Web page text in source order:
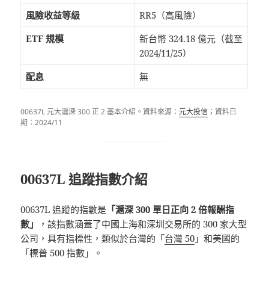
風險收益等級
RR5（高風險）
ETF 規模
新台幣 324.18 億元（截至
2024/11/25）
配息
無
00637L 元大滬深 300 正 2 基本介紹。資料來源：元大投信 ；資料日
期：2024/11
00637L 追蹤指數介紹
00637L 追蹤的指數是 「滬深 300 單日正向 2 倍報酬指
數」
，該指數涵蓋了中國上海和深圳交易所的 300 家大型
公司，具有指標性，類似於台灣的「台灣 50 」和美國的
「標普 500 指數」。